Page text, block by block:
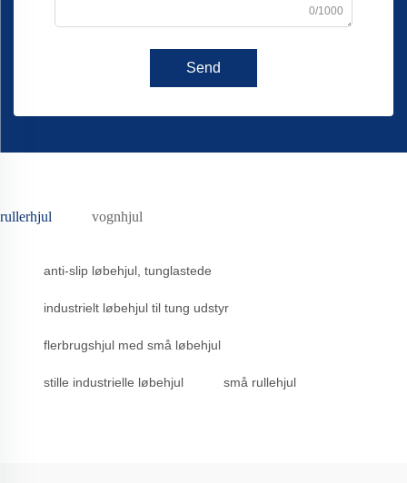
0/1000
Send
rullerhjul vognhjul
anti-slip løbehjul, tunglastede
industrielt løbehjul til tung udstyr
flerbrugshjul med små løbehjul
stille industrielle løbehjul små rullehjul